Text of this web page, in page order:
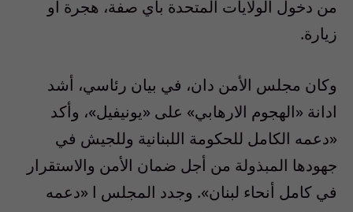
من دخول الولايات المتحدة بأي صفة، هجرة أو
زيارة.
وكان مجلس الأمن دان، في بيان رئاسي، أشد
ادانة «الهجوم الارهابي» على «يونيفيل»، وأكد
«دعمه الكامل للحكومة اللبنانية وللجيش في
جهودها المبذولة من أجل ضمان الأمن والاستقرار
في كامل أنحاء لبنان». وجدد المجلس ا «دعمه